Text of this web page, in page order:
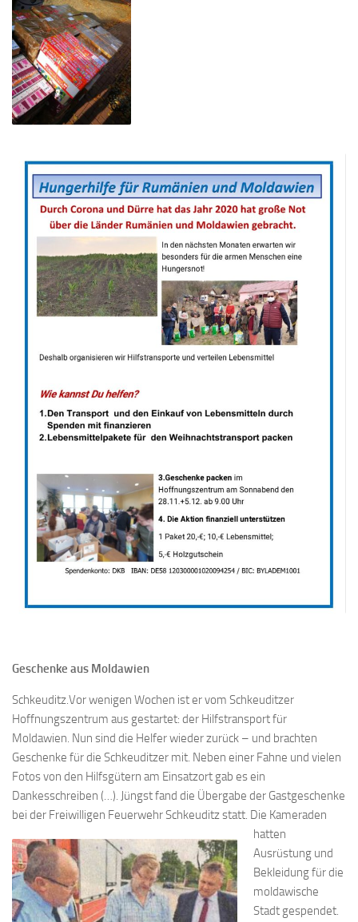
Geschenke aus Moldawien
Schkeuditz.Vor wenigen Wochen ist er vom Schkeuditzer
Hoffnungszentrum aus gestartet: der Hilfstransport für
Moldawien. Nun sind die Helfer wieder zurück – und brachten
Geschenke für die Schkeuditzer mit. Neben einer Fahne und vielen
Fotos von den Hilfsgütern am Einsatzort gab es ein
Dankesschreiben (…). Jüngst fand die Übergabe der Gastgeschenke
bei der Freiwilligen Feuerwehr Schkeuditz statt. Die Kameraden
hatten
Ausrüstung und
Bekleidung für die
moldawische
Stadt gespendet.